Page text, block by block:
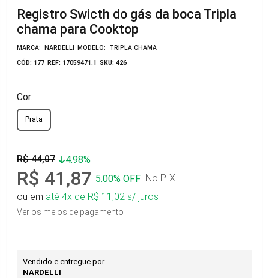
Registro Swicth do gás da boca Tripla
chama para Cooktop
MARCA: NARDELLI MODELO: TRIPLA CHAMA
CÓD: 177 REF: 17059471.1 SKU: 426
Cor:
Prata
R$ 44,07 4.98%
R$ 41,87 5.00% OFF No PIX
ou em até 4x de R$ 11,02 s/ juros
Ver os meios de pagamento
Vendido e entregue por
NARDELLI